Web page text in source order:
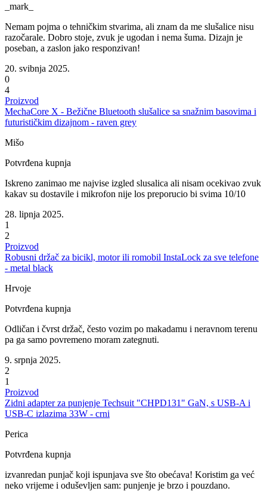
_mark_
Nemam pojma o tehničkim stvarima, ali znam da me slušalice nisu
razočarale. Dobro stoje, zvuk je ugodan i nema šuma. Dizajn je
poseban, a zaslon jako responzivan!
20. svibnja 2025.
0
4
Proizvod
MechaCore X - Bežične Bluetooth slušalice sa snažnim basovima i
futurističkim dizajnom - raven grey
Mišo
Potvrđena kupnja
Iskreno zanimao me najvise izgled slusalica ali nisam ocekivao zvuk
kakav su dostavile i mikrofon nije los preporucio bi svima 10/10
28. lipnja 2025.
1
2
Proizvod
Robusni držač za bicikl, motor ili romobil InstaLock za sve telefone
- metal black
Hrvoje
Potvrđena kupnja
Odličan i čvrst držač, često vozim po makadamu i neravnom terenu
pa ga samo povremeno moram zategnuti.
9. srpnja 2025.
2
1
Proizvod
Zidni adapter za punjenje Techsuit "CHPD131" GaN, s USB-A i
USB-C izlazima 33W - crni
Perica
Potvrđena kupnja
izvanredan punjač koji ispunjava sve što obećava! Koristim ga već
neko vrijeme i oduševljen sam: punjenje je brzo i pouzdano.